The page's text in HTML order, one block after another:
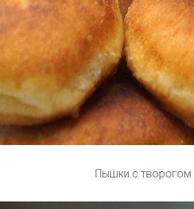
Пышки с творогом